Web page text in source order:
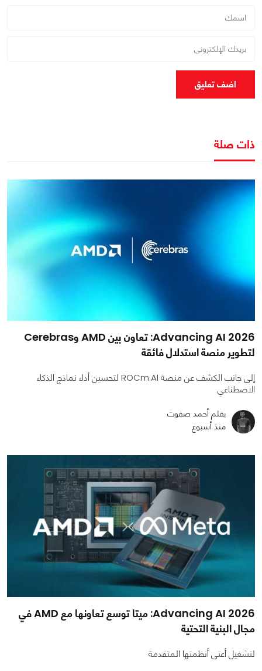
اضف تعليق
ذات صلة
Advancing AI 2026: تعاون بين AMD وCerebras
لتطوير منصة استدلال فائقة
إلى جانب الكشف عن منصة ROCm.AI لتحسين أداء نماذج الذكاء
الاصطناعي
بقلم أحمد صفوت
منذ أسبوع
Advancing AI 2026: ميتا توسع تعاونها مع AMD في
مجال البنية التحتية
لتشغيل أعتى أنظمتها المتقدمة